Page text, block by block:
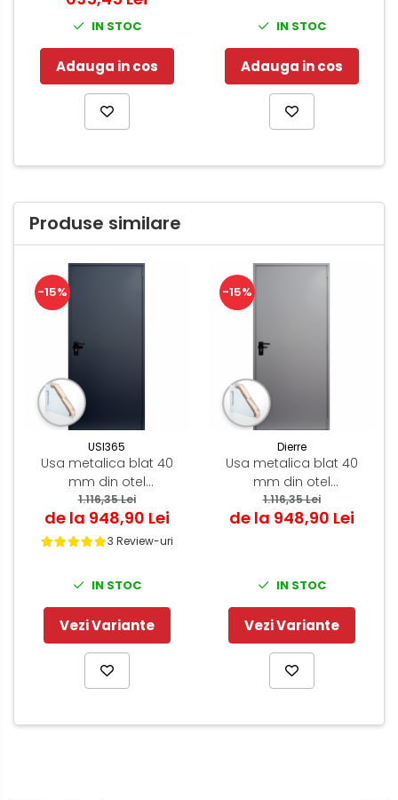
maner antifoc)
IN STOC
Adauga in cos
IN STOC
Adauga in cos
Produse similare
-15%
USI365
Usa metalica blat 40
mm din otel
multifunctionala pentru
boxa / magazie - RAL
7016 Gri Antracit -
1.116,35 Lei
de la 948,90 Lei
3 Review-uri
IN STOC
Vezi Variante
-15%
Dierre
Usa metalica blat 40
mm din otel
multifunctionala pentru
boxa / magazie - RAL
1.116,35 Lei
de la 948,90 Lei
IN STOC
Vezi Variante